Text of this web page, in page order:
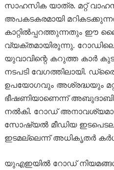
സാഹസിക യാത്ര. മറ്റ്
അപകടകരമായി
കാറ്റിൽപ്പറത്തുന്നതും ഈ
വ്യക്തമായിരുന്നു.
യുവാവിന്റെ കറുത്ത കാർ
നടപടി വേഗത്തിലായി.
ഉപയോഗവും അശ്രദ്ധയും
ഭീഷണിയാണെന്ന് അബുദാബി
നൽകി. റോഡ്
സോഷ്യൽ മീഡിയ
ഇടമല്ലെന്ന് അധികൃതർ
യുഎഇയിൽ റോഡ് നിയമങ്ങൾ